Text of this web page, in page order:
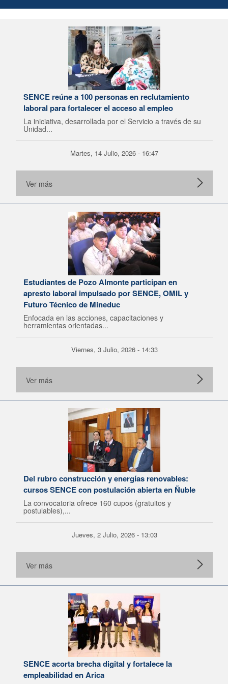
SENCE reúne a 100 personas en reclutamiento
laboral para fortalecer el acceso al empleo
La iniciativa, desarrollada por el Servicio a través de su
Unidad...
Martes, 14 Julio, 2026 - 16:47
Ver más
Estudiantes de Pozo Almonte participan en
apresto laboral impulsado por SENCE, OMIL y
Futuro Técnico de Mineduc
Enfocada en las acciones, capacitaciones y
herramientas orientadas...
Viernes, 3 Julio, 2026 - 14:33
Ver más
Del rubro construcción y energías renovables:
cursos SENCE con postulación abierta en Ñuble
La convocatoria ofrece 160 cupos (gratuitos y
postulables),...
Jueves, 2 Julio, 2026 - 13:03
Ver más
SENCE acorta brecha digital y fortalece la
empleabilidad en Arica